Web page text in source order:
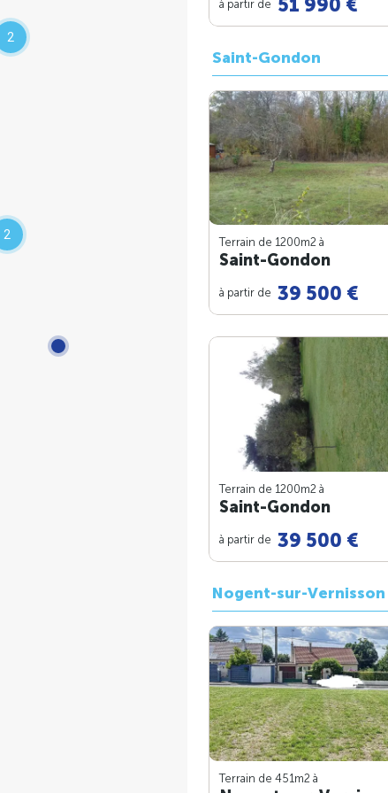
2
2
à partir de
Saint-Gondon
Terrain de 1200m2 à
Saint-Gondon
à partir de 39 500 €
Terrain de 1200m2 à
Saint-Gondon
à partir de 39 500 €
Nogent-sur-Vernisson
Terrain de 451m2 à